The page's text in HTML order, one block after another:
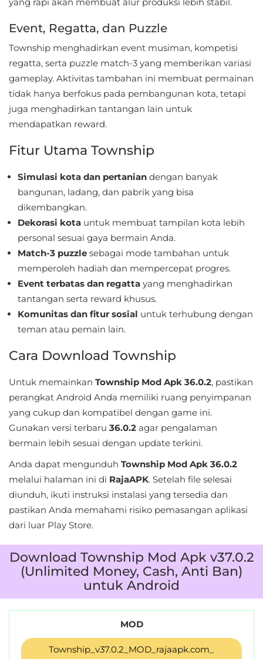
Education
Emulator
Entertainment
Finance
Food
&
Drink
Health
&
Fitness
House
&
Home
&
Demo
LifeStyle
Maps
&
Navigation
Medical
Music
Audio
&
Parenting
Event, Regatta, dan Puzzle
Township menghadirkan event musiman, kompetisi
regatta, serta puzzle match-3 yang memberikan variasi
gameplay. Aktivitas tambahan ini membuat permainan
tidak hanya berfokus pada pembangunan kota, tetapi
juga menghadirkan tantangan lain untuk
mendapatkan reward.
Fitur Utama Township
Simulasi kota dan pertanian dengan banyak
bangunan, ladang, dan pabrik yang bisa
dikembangkan.
Dekorasi kota untuk membuat tampilan kota lebih
personal sesuai gaya bermain Anda.
Match-3 puzzle sebagai mode tambahan untuk
memperoleh hadiah dan mempercepat progres.
Event terbatas dan regatta yang menghadirkan
tantangan serta reward khusus.
Komunitas dan fitur sosial untuk terhubung dengan
teman atau pemain lain.
Cara Download Township
Untuk memainkan Township Mod Apk 36.0.2, pastikan
perangkat Android Anda memiliki ruang penyimpanan
yang cukup dan kompatibel dengan game ini.
Gunakan versi terbaru 36.0.2 agar pengalaman
bermain lebih sesuai dengan update terkini.
Anda dapat mengunduh Township Mod Apk 36.0.2
melalui halaman ini di RajaAPK. Setelah file selesai
diunduh, ikuti instruksi instalasi yang tersedia dan
pastikan Anda memahami risiko pemasangan aplikasi
dari luar Play Store.
Download Township Mod Apk v37.0.2
(Unlimited Money, Cash, Anti Ban)
untuk Android
MOD
Township_v37.0.2_MOD_rajaapk.com_